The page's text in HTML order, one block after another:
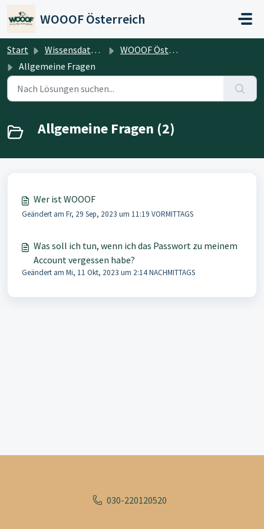
WOOOF Österreich
Start Wissensdatenbank
WOOOF Österreich
Allgemeine Fragen
Allgemeine Fragen (2)
Wer ist WOOOF
Geändert am Fr, 29 Sep, 2023 um 11:19 VORMITTAGS
Was soll ich tun, wenn ich das Passwort zu meinem
Account vergessen habe?
Geändert am Mi, 11 Okt, 2023 um 2:14 NACHMITTAGS
030-220120520